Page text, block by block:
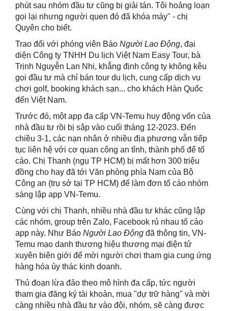
phút sau nhóm đầu tư cũng bị giải tán. Tôi hoảng loạn
gọi lại nhưng người quen đó đã khóa máy" - chị
Quyên cho biết.
Trao đổi với phóng viên Báo Người Lao Động, đại
diện Công ty TNHH Du lịch Việt Nam Easy Tour, bà
Trịnh Nguyễn Lan Nhi, khẳng định công ty không kêu
gọi đầu tư mà chỉ bán tour du lịch, cung cấp dịch vụ
chơi golf, booking khách sạn... cho khách Hàn Quốc
đến Việt Nam.
Trước đó, một app đa cấp VN-Temu huy động vốn của
nhà đầu tư rồi bị sập vào cuối tháng 12-2023. Đến
chiều 3-1, các nạn nhân ở nhiều địa phương vẫn tiếp
tục liên hệ với cơ quan công an tỉnh, thành phố để tố
cáo. Chị Thanh (ngụ TP HCM) bị mất hơn 300 triệu
đồng cho hay đã tới Văn phòng phía Nam của Bộ
Công an (trụ sở tại TP HCM) để làm đơn tố cáo nhóm
sáng lập app VN-Temu.
Cùng với chị Thanh, nhiều nhà đầu tư khác cũng lập
các nhóm, group trên Zalo, Facebook rủ nhau tố cáo
app này. Như Báo Người Lao Động đã thông tin, VN-
Temu mạo danh thương hiệu thương mại điện tử
xuyên biên giới để mời người chơi tham gia cung ứng
hàng hóa ủy thác kinh doanh.
Thủ đoạn lừa đảo theo mô hình đa cấp, tức người
tham gia đăng ký tài khoản, mua "dự trữ hàng" và mời
càng nhiều nhà đầu tư vào đội, nhóm, sẽ càng được